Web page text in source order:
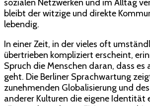
sozialen Netzwerken und im Alltag
bleibt der witzige und direkte
lebendig.
In einer Zeit, in der vieles oft
übertrieben kompliziert erscheint,
Spruch die Menschen daran, dass es
geht. Die Berliner Sprachwartung
zunehmenden Globalisierung und
anderer Kulturen die eigene Identität